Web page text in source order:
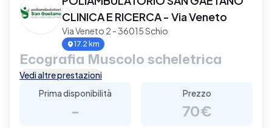
CLINICA E RICERCA - Via Veneto
Via Veneto 2 - 36015 Schio
17.2 km
Ecografia Muscolo scheletrica
Vedi altre prestazioni
Prima disponibilità
-
Prezzo
70€